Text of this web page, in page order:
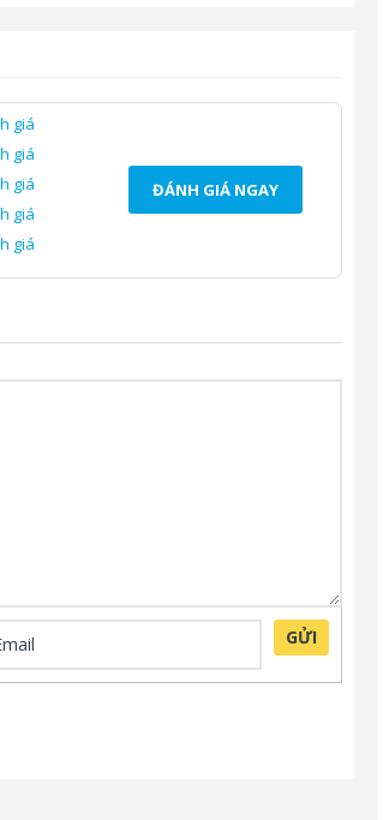
giá
giá
giá
giá
giá
ĐÁNH GIÁ NGAY
GỬI